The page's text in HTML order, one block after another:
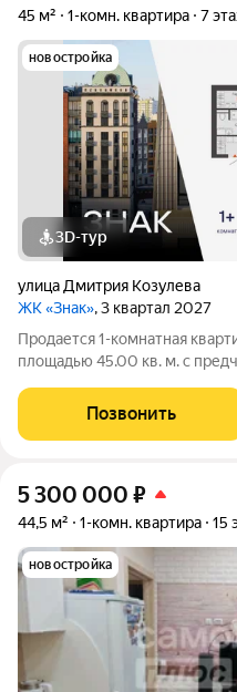
45 м²
1-комн. квартира 7
новостройка
3D-тур
улица Дмитрия Козулева
ЖК «Знак», 3 квартал 2027
Продается 1-комнатная
площадью 45.00 кв. м. с
девелопера "Железно". В
концепция «15-минутного
Позвонить
5 300 000 ₽
44,5 м² 1-комн. квартира 15
новостройка